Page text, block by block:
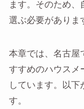
ます。そのため、
選ぶ必要がありま
本章では、名古屋
すすめのハウスメ
しています。以
す。